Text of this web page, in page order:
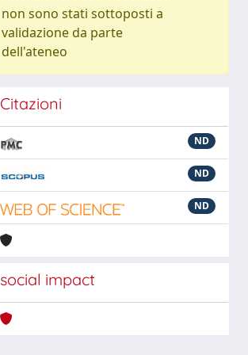
non sono stati sottoposti a
validazione da parte
dell'ateneo
Citazioni
ND
ND
ND
social impact